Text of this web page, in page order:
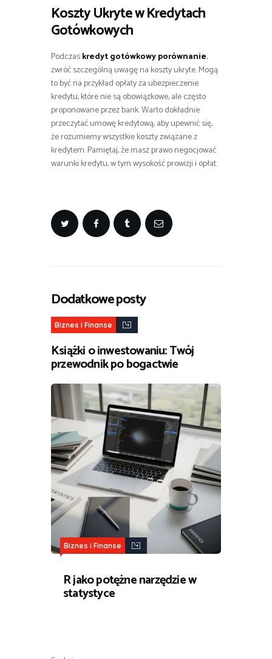
Koszty Ukryte w Kredytach
Gotówkowych
Podczaskredyt gotówkowy porównanie,
zwróć szczególną uwagę na koszty ukryte. Mogą
to być na przykład opłaty za ubezpieczenie
kredytu, które nie są obowiązkowe, ale często
proponowane przez bank. Warto dokładnie
przeczytać umowę kredytową, aby upewnić się,
że rozumiemy wszystkie koszty związane z
kredytem. Pamiętaj, że masz prawo negocjować
warunki kredytu, w tym wysokość prowizji i opłat.
Dodatkowe posty
Biznes i Finanse
Książki o inwestowaniu: Twój
przewodnik po bogactwie
Biznes i Finanse
R jako potężne narzędzie w
statystyce